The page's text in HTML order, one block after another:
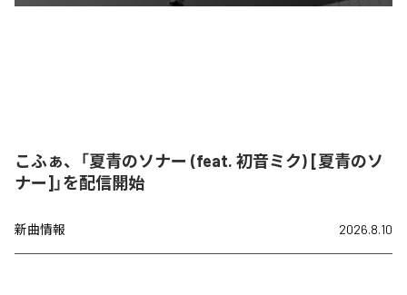
こふぁ、「夏青のソナー (feat. 初音ミク) [夏青のソ
ナー]」を配信開始
新曲情報 2026.8.10